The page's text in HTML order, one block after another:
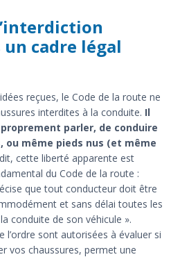
cadre légal
reçues, le Code de la route ne
interdites à la conduite. Il
parler, de conduire
ou même pieds nus (et même
cette liberté apparente est
du Code de la route :
que tout conducteur doit être
et sans délai toutes les
conduite de son véhicule ».
sont autorisées à évaluer si
vos chaussures, permet une